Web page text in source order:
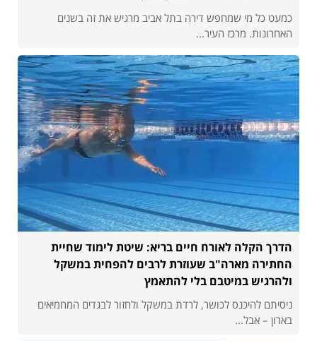
כמעט כל מי שמחפש דירה בתל אביב מרגיש את זה בשנים
האחרונות. מרכז העיר...
הדרך הקלה לאורח חיים בריא: שיטת לימוד שחיית
החתירה מארה"ב שעוזרת לרבים להפחית במשקל
ולהרגיש במיטבם בלי להתאמץ
ניסיתם להיכנס לכושר, לרדת במשקל ולחזור לבגדים המחמיאים
בארון – אבל...